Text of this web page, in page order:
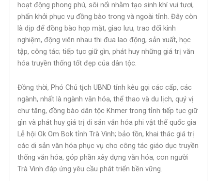
hoạt động phong phú, sôi nổi nhằm tạo sinh khí vui tươi,
phấn khởi phục vụ đồng bào trong và ngoài tỉnh. Đây còn
là dịp để đồng bào họp mặt, giao lưu, trao đổi kinh
nghiệm, động viên nhau thi đua lao động, sản xuất, học
tập, công tác; tiếp tục giữ gìn, phát huy những giá trị văn
hóa truyền thống tốt đẹp của dân tộc.
Đồng thời, Phó Chủ tịch UBND tỉnh kêu gọi các cấp, các
ngành, nhất là ngành văn hóa, thể thao và du lịch, quý vị
chư tăng, đồng bào dân tộc Khmer trong tỉnh tiếp tục giữ
gìn và phát huy giá trị di sản văn hóa phi vật thể quốc gia
Lễ hội Ok Om Bok tỉnh Trà Vinh; bảo tồn, khai thác giá trị
các di sản văn hóa phục vụ cho công tác giáo dục truyền
thống văn hóa, góp phần xây dựng văn hóa, con người
Trà Vinh đáp ứng yêu cầu phát triển bền vững.